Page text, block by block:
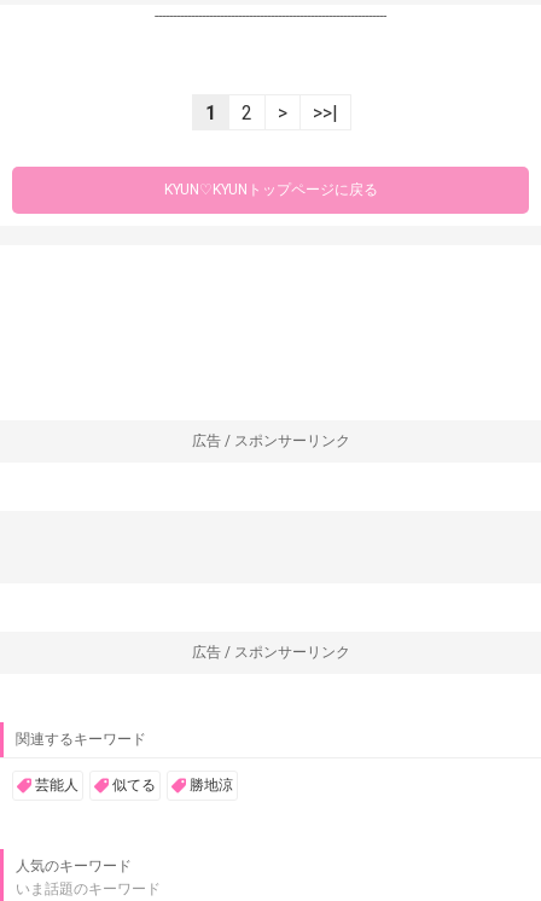
----------------------------------------------------------------
1 2 > >>|
KYUN♡KYUNトップページに戻る
広告 / スポンサーリンク
広告 / スポンサーリンク
関連するキーワード
芸能人 似てる 勝地涼
人気のキーワード
いま話題のキーワード